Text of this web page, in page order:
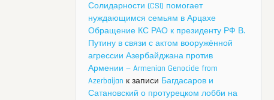
Солидарности (CSI) помогает
нуждающимся семьям в Арцахе
Обращение КС РАО к президенту РФ В.
Путину в связи с актом вооружённой
агрессии Азербайджана против
Армении — Armenian Genocide from
Azerbaijan к записи Багдасаров и
Сатановский о протурецком лобби на